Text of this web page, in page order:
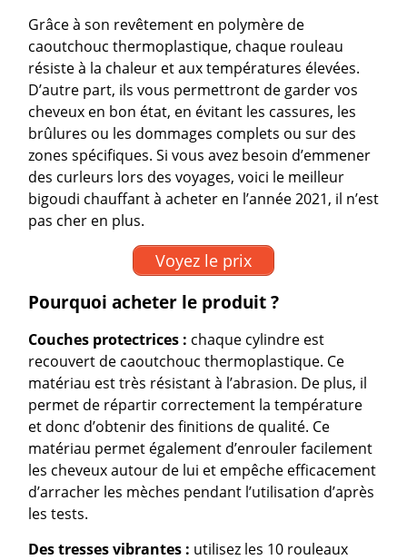
Grâce à son revêtement en polymère de
caoutchouc thermoplastique, chaque rouleau
résiste à la chaleur et aux températures élevées.
D’autre part, ils vous permettront de garder vos
cheveux en bon état, en évitant les cassures, les
brûlures ou les dommages complets ou sur des
zones spécifiques. Si vous avez besoin d’emmener
des curleurs lors des voyages, voici le meilleur
bigoudi chauffant à acheter en l’année 2021, il n’est
pas cher en plus.
Voyez le prix
Pourquoi acheter le produit ?
Couches protectrices : chaque cylindre est
recouvert de caoutchouc thermoplastique. Ce
matériau est très résistant à l’abrasion. De plus, il
permet de répartir correctement la température
et donc d’obtenir des finitions de qualité. Ce
matériau permet également d’enrouler facilement
les cheveux autour de lui et empêche efficacement
d’arracher les mèches pendant l’utilisation d’après
les tests.
Des tresses vibrantes : utilisez les 10 rouleaux